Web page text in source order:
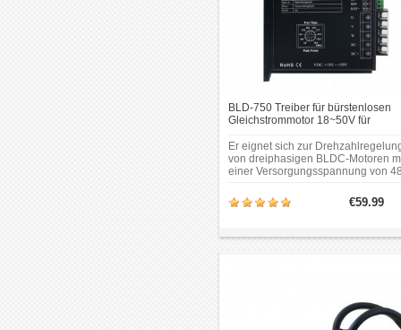
BLD-750 Treiber für bürstenlosen
Gleichstrommotor 18~50V für
Bürstenlose DC-Motor
Er eignet sich zur
von dreiphasigen BLDC-Motoren
einer Versorgungsspannung von
€59.99